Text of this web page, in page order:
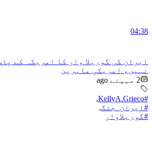
04:38
ایران کی گوریلا وار کا امریکہ کے
نہیں، امریکی ماہرین
2 مہینے ago
#KellyA.Grieco
,
#ایران_جنگ,
#گوریلاوار